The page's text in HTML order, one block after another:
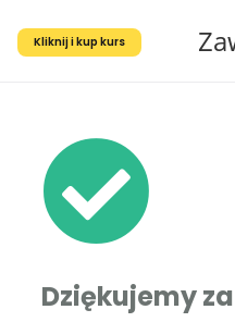
Kliknij i kup kurs
Dziękujemy